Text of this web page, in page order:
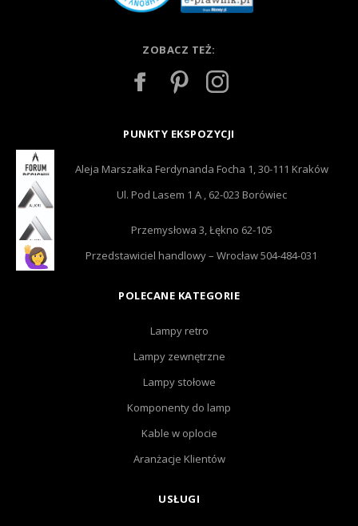
ZOBACZ TEŻ:
PUNKTY EKSPOZYCJI
Aleja Marszałka Ferdynanda Focha 1, 30-111 Kraków
Ul. Pod Lasem 1 A , 62-023 Borówiec
Przemysłowa 3, Łękno 62-105
Przedstawiciel handlowy – Wrocław 504-484-031
POLECANE KATEGORIE
Lampy retro
Lampy zewnętrzne
Lampy stołowe
Komponenty do lamp
Kable w oplocie
Aranżacje Klientów
USŁUGI